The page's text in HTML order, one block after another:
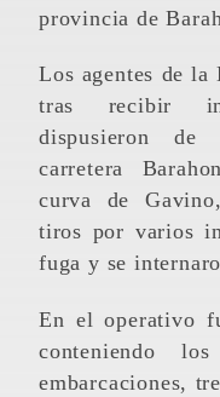
provincia de
Los agentes de la DNCD y efectivos militares,
tras recibir
dispusieron de
carretera
curva de
tiros por varios
fuga y se
En el operativo fueron ocupados varios sacos
conteniendo
embarcaciones,